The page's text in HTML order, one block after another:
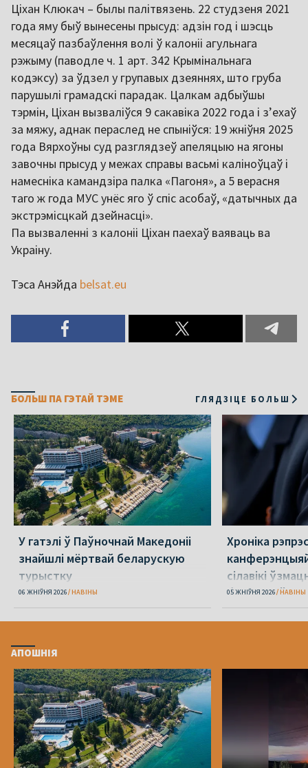
Ціхан Клюкач – былы палітвязень. 22 студзеня 2021
года яму быў вынесены прысуд: адзін год і шэсць
месяцаў пазбаўлення волі ў калоніі агульнага
рэжыму (паводле ч. 1 арт. 342 Крымінальнага
кодэксу) за ўдзел у групавых дзеяннях, што груба
парушылі грамадскі парадак. Цалкам адбыўшы
тэрмін, Ціхан вызваліўся 9 сакавіка 2022 года і з’ехаў
за мяжу, аднак пераслед не спыніўся: 19 жніўня 2025
года Вярхоўны суд разглядзеў апеляцыю на ягоны
завочны прысуд у межах справы васьмі каліноўцаў і
намесніка камандзіра палка «Пагоня», а 5 верасня
таго ж года МУС унёс яго ў спіс асобаў, «датычных да
экстрэмісцкай дзейнасці».
Па вызваленні з калоніі Ціхан паехаў ваяваць ва
Украіну.
Тэса Анэйда belsat.eu
БОЛЬШ ПА ГЭТАЙ ТЭМЕ ГЛЯДЗІЦЕ БОЛЬШ
У гатэлі ў Паўночнай Македоніі
знайшлі мёртвай беларускую
турыстку
06 ЖНІЎНЯ 2026 НАВІНЫ
Хроніка
сілавікі
беларусаў
05 ЖНІЎНЯ 2026 НАВІНЫ
АПОШНІЯ